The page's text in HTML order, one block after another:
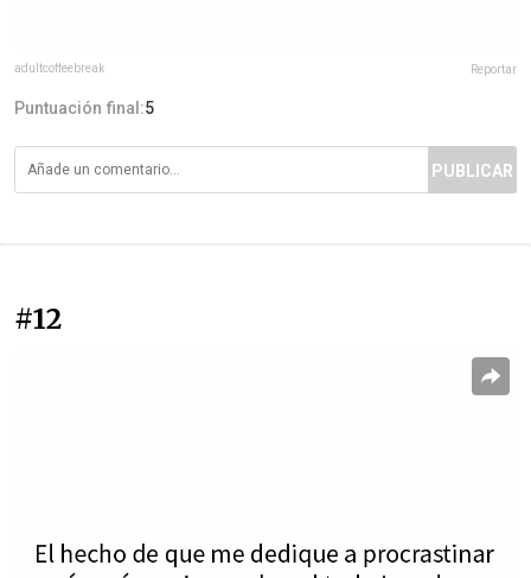
adultcoffeebreak Reportar
Puntuación final:5
PUBLICAR
#12